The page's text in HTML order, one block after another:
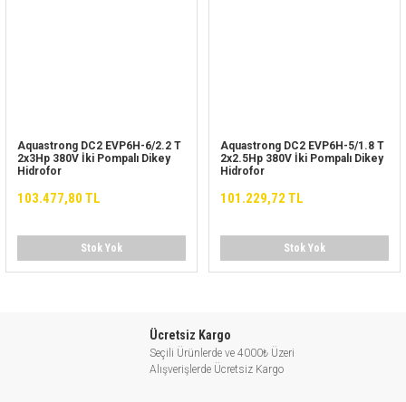
Aquastrong DC2 EVP6H-6/2.2 T
2x3Hp 380V İki Pompalı Dikey
Hidrofor
103.477,80 TL
Stok Yok
Aquastrong DC2 EVP6H-5/1.8 T
2x2.5Hp 380V İki Pompalı Dikey
Hidrofor
101.229,72 TL
Stok Yok
Ücretsiz Kargo
Seçili Ürünlerde ve 4000₺ Üzeri
Alışverişlerde Ücretsiz Kargo